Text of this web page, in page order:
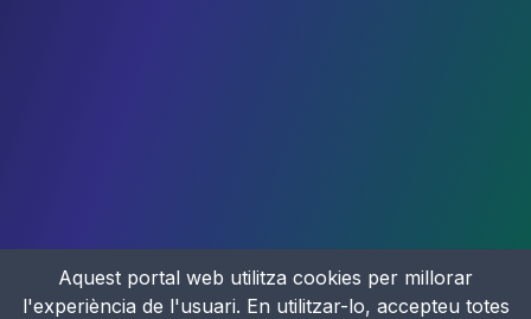
Aquest portal web utilitza cookies per millorar
l'experiència de l'usuari. En utilitzar-lo, accepteu totes